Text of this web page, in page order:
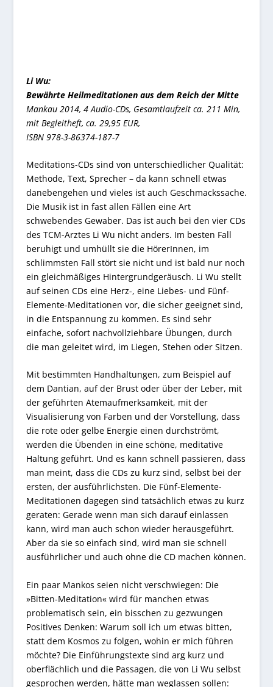
Li Wu:
Bewährte Heilmeditationen aus dem Reich der Mitte
Mankau 2014, 4 Audio-CDs, Gesamtlaufzeit ca. 211 Min,
mit Begleitheft, ca. 29,95 EUR,
ISBN 978-3-86374-187-7
Meditations-CDs sind von unterschiedlicher Qualität:
Methode, Text, Sprecher – da kann schnell etwas
danebengehen und vieles ist auch Geschmackssache.
Die Musik ist in fast allen Fällen eine Art
schwebendes Gewaber. Das ist auch bei den vier CDs
des TCM-Arztes Li Wu nicht anders. Im besten Fall
beruhigt und umhüllt sie die HörerInnen, im
schlimmsten Fall stört sie nicht und ist bald nur noch
ein gleichmäßiges Hintergrundgeräusch. Li Wu stellt
auf seinen CDs eine Herz-, eine Liebes- und Fünf-
Elemente-Meditationen vor, die sicher geeignet sind,
in die Entspannung zu kommen. Es sind sehr
einfache, sofort nachvollziehbare Übungen, durch
die man geleitet wird, im Liegen, Stehen oder Sitzen.
Mit bestimmten Handhaltungen, zum Beispiel auf
dem Dantian, auf der Brust oder über der Leber, mit
der geführten Atemaufmerksamkeit, mit der
Visualisierung von Farben und der Vorstellung, dass
die rote oder gelbe Energie einen durchströmt,
werden die Übenden in eine schöne, meditative
Haltung geführt. Und es kann schnell passieren, dass
man meint, dass die CDs zu kurz sind, selbst bei der
ersten, der ausführlichsten. Die Fünf-Elemente-
Meditationen dagegen sind tatsächlich etwas zu kurz
geraten: Gerade wenn man sich darauf einlassen
kann, wird man auch schon wieder herausgeführt.
Aber da sie so einfach sind, wird man sie schnell
ausführlicher und auch ohne die CD machen können.
Ein paar Mankos seien nicht verschwiegen: Die
»Bitten-Meditation« wird für manchen etwas
problematisch sein, ein bisschen zu gezwungen
Positives Denken: Warum soll ich um etwas bitten,
statt dem Kosmos zu folgen, wohin er mich führen
möchte? Die Einführungstexte sind arg kurz und
oberflächlich und die Passagen, die von Li Wu selbst
gesprochen werden, hätte man weglassen sollen: